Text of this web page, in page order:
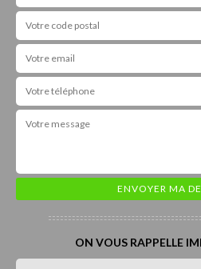
ON VOUS RAPPELLE